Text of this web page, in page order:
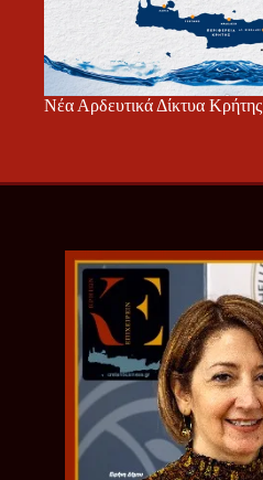
Νέα Αρδευτικά Δίκτυα Κρήτης